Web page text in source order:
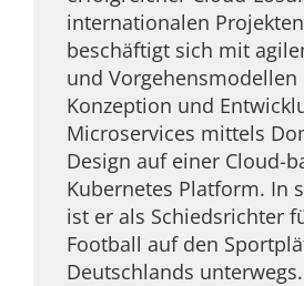
internationalen
beschäftigt sich mit
und
Konzeption und
Microservices mittels
Design auf einer Cloud-
Kubernetes Platform. In
ist er als Schiedsrichter
Football auf den
Deutschlands unterwegs.